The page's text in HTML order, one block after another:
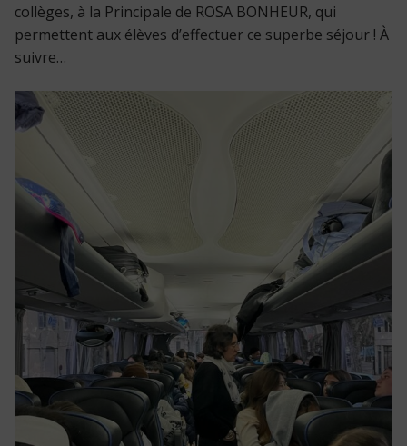
collèges, à la Principale de ROSA BONHEUR, qui
permettent aux élèves d’effectuer ce superbe séjour ! À
suivre…